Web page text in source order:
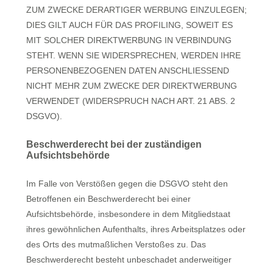
ZUM ZWECKE DERARTIGER WERBUNG EINZULEGEN;
DIES GILT AUCH FÜR DAS PROFILING, SOWEIT ES
MIT SOLCHER DIREKTWERBUNG IN VERBINDUNG
STEHT. WENN SIE WIDERSPRECHEN, WERDEN IHRE
PERSONENBEZOGENEN DATEN ANSCHLIESSEND
NICHT MEHR ZUM ZWECKE DER DIREKTWERBUNG
VERWENDET (WIDERSPRUCH NACH ART. 21 ABS. 2
DSGVO).
Beschwerderecht bei der zuständigen
Aufsichtsbehörde
Im Falle von Verstößen gegen die DSGVO steht den
Betroffenen ein Beschwerderecht bei einer
Aufsichtsbehörde, insbesondere in dem Mitgliedstaat
ihres gewöhnlichen Aufenthalts, ihres Arbeitsplatzes oder
des Orts des mutmaßlichen Verstoßes zu. Das
Beschwerderecht besteht unbeschadet anderweitiger